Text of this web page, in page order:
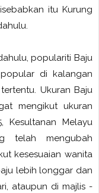
itu Kurung
populariti Baju
di kalangan
Ukuran Baju
mengikut ukuran
Kesultanan Melayu
telah mengubah
kesesuaian wanita
lebih longgar dan
ataupun di majlis -